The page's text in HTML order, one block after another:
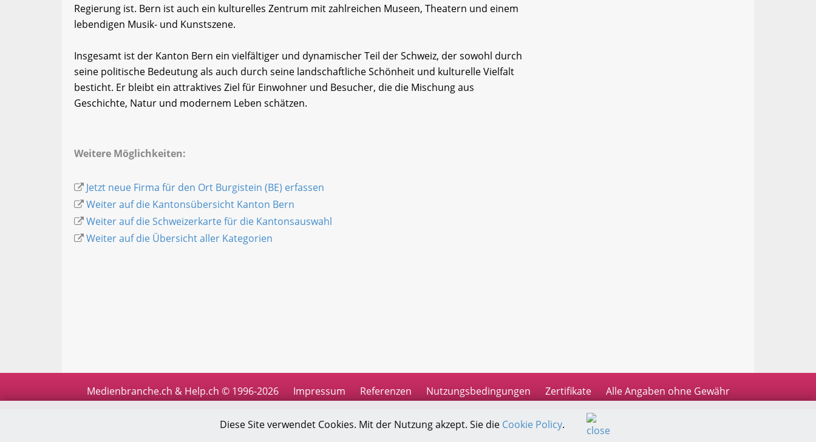
Regierung ist. Bern ist auch ein kulturelles Zentrum mit zahlreichen Museen, Theatern und einem
lebendigen Musik- und Kunstszene.
Insgesamt ist der Kanton Bern ein vielfältiger und dynamischer Teil der Schweiz, der sowohl durch
seine politische Bedeutung als auch durch seine landschaftliche Schönheit und kulturelle Vielfalt
besticht. Er bleibt ein attraktives Ziel für Einwohner und Besucher, die die Mischung aus
Geschichte, Natur und modernem Leben schätzen.
Weitere Möglichkeiten:
Jetzt neue Firma für den Ort Burgistein (BE) erfassen
Weiter auf die Kantonsübersicht Kanton Bern
Weiter auf die Schweizerkarte für die Kantonsauswahl
Weiter auf die Übersicht aller Kategorien
Medienbranche.ch & Help.ch © 1996-2026 Impressum Referenzen Nutzungsbedingungen Zertifikate Alle Angaben ohne Gewähr
Diese Site verwendet Cookies. Mit der Nutzung akzept. Sie die Cookie Policy.